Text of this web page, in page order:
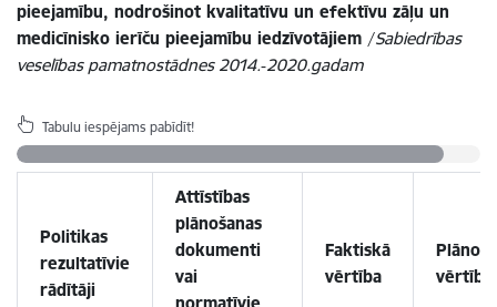
pieejamību, nodrošinot kvalitatīvu un efektīvu zāļu un
medicīnisko ierīču pieejamību iedzīvotājiem /Sabiedrības
veselības pamatnostādnes 2014.‑2020.gadam
Tabulu iespējams pabīdīt!
Politikas
rezultatīvie
rādītāji
Attīstības
plānošanas
dokumenti
vai
Faktiskā
vērtība
Plānotā
vērtība